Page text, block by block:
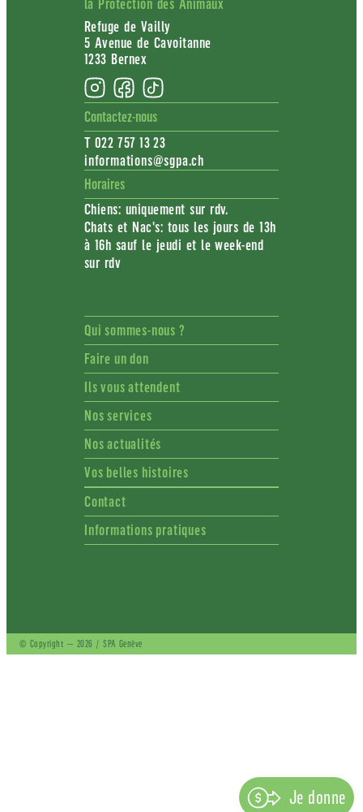
la Protection des Animaux
Refuge de Vailly
5 Avenue de Cavoitanne
1233 Bernex
Contactez-nous
T 022 757 13 23
informations@sgpa.ch
Horaires
Chiens: uniquement sur rdv.
Chats et Nac's: tous les jours de 13h
à 16h sauf le jeudi et le week-end
sur rdv
Qui sommes-nous ?
Faire un don
Ils vous attendent
Nos services
Nos actualités
Vos belles histoires
Contact
Informations pratiques
© Copyright — 2026 / SPA Genève
Je donne